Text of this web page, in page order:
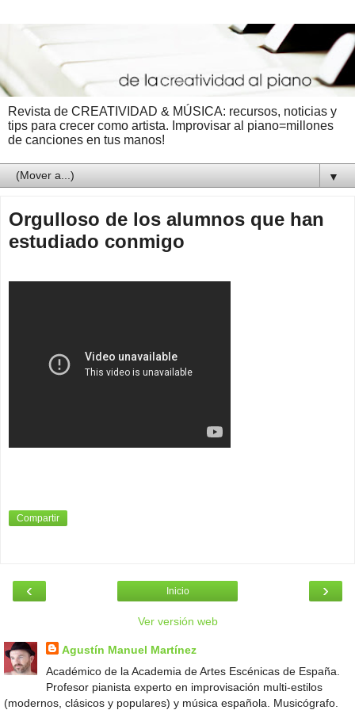
Revista de CREATIVIDAD & MÚSICA: recursos, noticias y
tips para crecer como artista. Improvisar al piano=millones
de canciones en tus manos!
▼
Orgulloso de los alumnos que han
estudiado conmigo
Compartir
‹ ›
Inicio
Ver versión web
Agustín Manuel Martínez
Académico de la Academia de Artes Escénicas de España.
Profesor pianista experto en improvisación multi-estilos
(modernos, clásicos y populares) y música española. Musicógrafo.